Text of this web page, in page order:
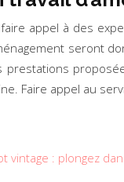
appel à des
seront
prestations
Faire appel au
vintage : plongez